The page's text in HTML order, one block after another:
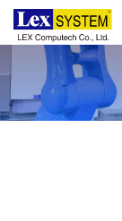
회사 소개